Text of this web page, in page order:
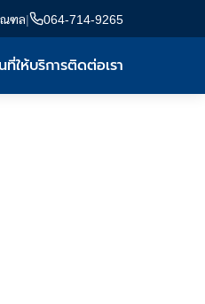
ณฑล| 064-714-9265
ให้บริการติดต่อเรา